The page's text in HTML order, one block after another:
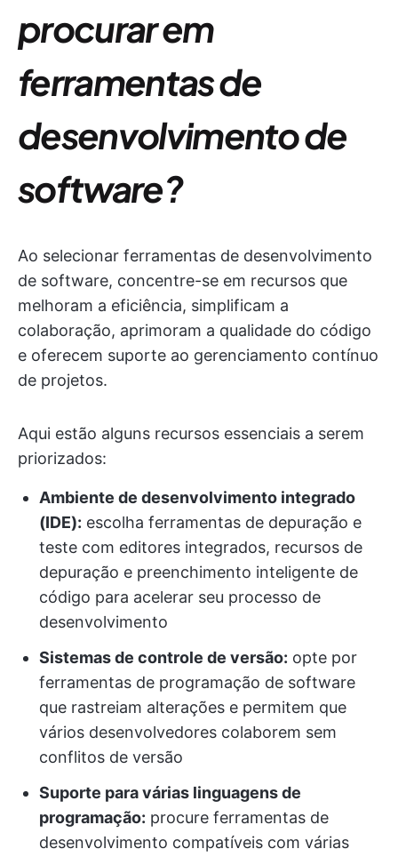
procurar em
ferramentas de
desenvolvimento de
software?
Ao selecionar ferramentas de desenvolvimento
de software, concentre-se em recursos que
melhoram a eficiência, simplificam a
colaboração, aprimoram a qualidade do código
e oferecem suporte ao gerenciamento contínuo
de projetos.
Aqui estão alguns recursos essenciais a serem
priorizados:
Ambiente de desenvolvimento integrado
(IDE): escolha ferramentas de depuração e
teste com editores integrados, recursos de
depuração e preenchimento inteligente de
código para acelerar seu processo de
desenvolvimento
Sistemas de controle de versão: opte por
ferramentas de programação de software
que rastreiam alterações e permitem que
vários desenvolvedores colaborem sem
conflitos de versão
Suporte para várias linguagens de
programação: procure ferramentas de
desenvolvimento compatíveis com várias